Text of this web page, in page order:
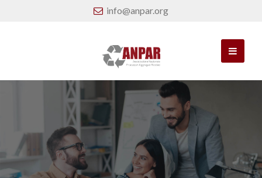
info@anpar.org